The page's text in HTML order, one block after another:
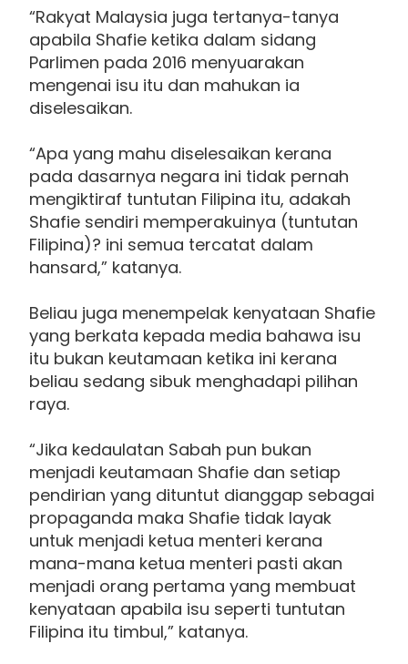
“Rakyat Malaysia juga tertanya-tanya
apabila Shafie ketika dalam sidang
Parlimen pada 2016 menyuarakan
mengenai isu itu dan mahukan ia
diselesaikan.
“Apa yang mahu diselesaikan kerana
pada dasarnya negara ini tidak pernah
mengiktiraf tuntutan Filipina itu, adakah
Shafie sendiri memperakuinya (tuntutan
Filipina)? ini semua tercatat dalam
hansard,” katanya.
Beliau juga menempelak kenyataan Shafie
yang berkata kepada media bahawa isu
itu bukan keutamaan ketika ini kerana
beliau sedang sibuk menghadapi pilihan
raya.
“Jika kedaulatan Sabah pun bukan
menjadi keutamaan Shafie dan setiap
pendirian yang dituntut dianggap sebagai
propaganda maka Shafie tidak layak
untuk menjadi ketua menteri kerana
mana-mana ketua menteri pasti akan
menjadi orang pertama yang membuat
kenyataan apabila isu seperti tuntutan
Filipina itu timbul,” katanya.